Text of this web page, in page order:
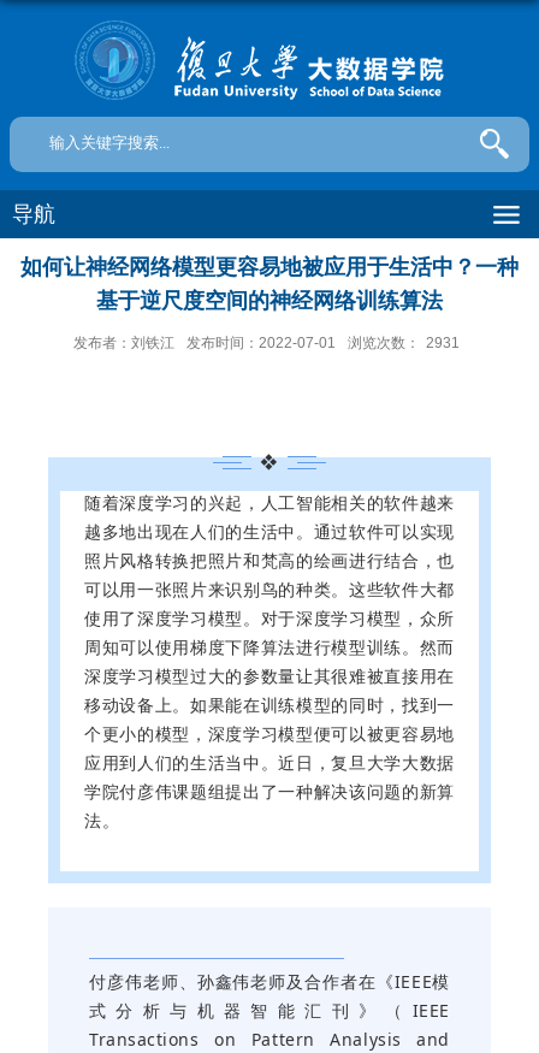
导航
如何让神经网络模型更容易地被应用于生活中？一种
基于逆尺度空间的神经网络训练算法
发布者：刘铁江 发布时间：2022-07-01 浏览次数： 2931
❖
随着深度学习的兴起，人工智能相关的软件越来
越多地出现在人们的生活中。通过软件可以实现
照片风格转换把照片和梵高的绘画进行结合，也
可以用一张照片来识别鸟的种类。这些软件大都
使用了深度学习模型。对于深度学习模型，众所
周知可以使用梯度下降算法进行模型训练。然而
深度学习模型过大的参数量让其很难被直接用在
移动设备上。如果能在训练模型的同时，找到一
个更小的模型，深度学习模型便可以被更容易地
应用到人们的生活当中。近日，复旦大学大数据
学院付彦伟课题组提出了一种解决该问题的新算
法。
付彦伟老师、孙鑫伟老师及合作者在《IEEE模
式分析与机器智能汇刊》（IEEE
Transactions on Pattern Analysis and